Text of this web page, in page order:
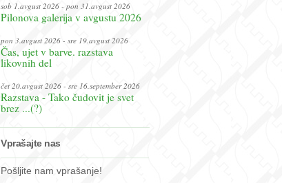
sob 1.avgust 2026 - pon 31.avgust 2026
Pilonova galerija v avgustu 2026
pon 3.avgust 2026 - sre 19.avgust 2026
Čas, ujet v barve. razstava
likovnih del
čet 20.avgust 2026 - sre 16.september 2026
Razstava - Tako čudovit je svet
brez ...(?)
Vprašajte nas
Pošljite nam vprašanje!